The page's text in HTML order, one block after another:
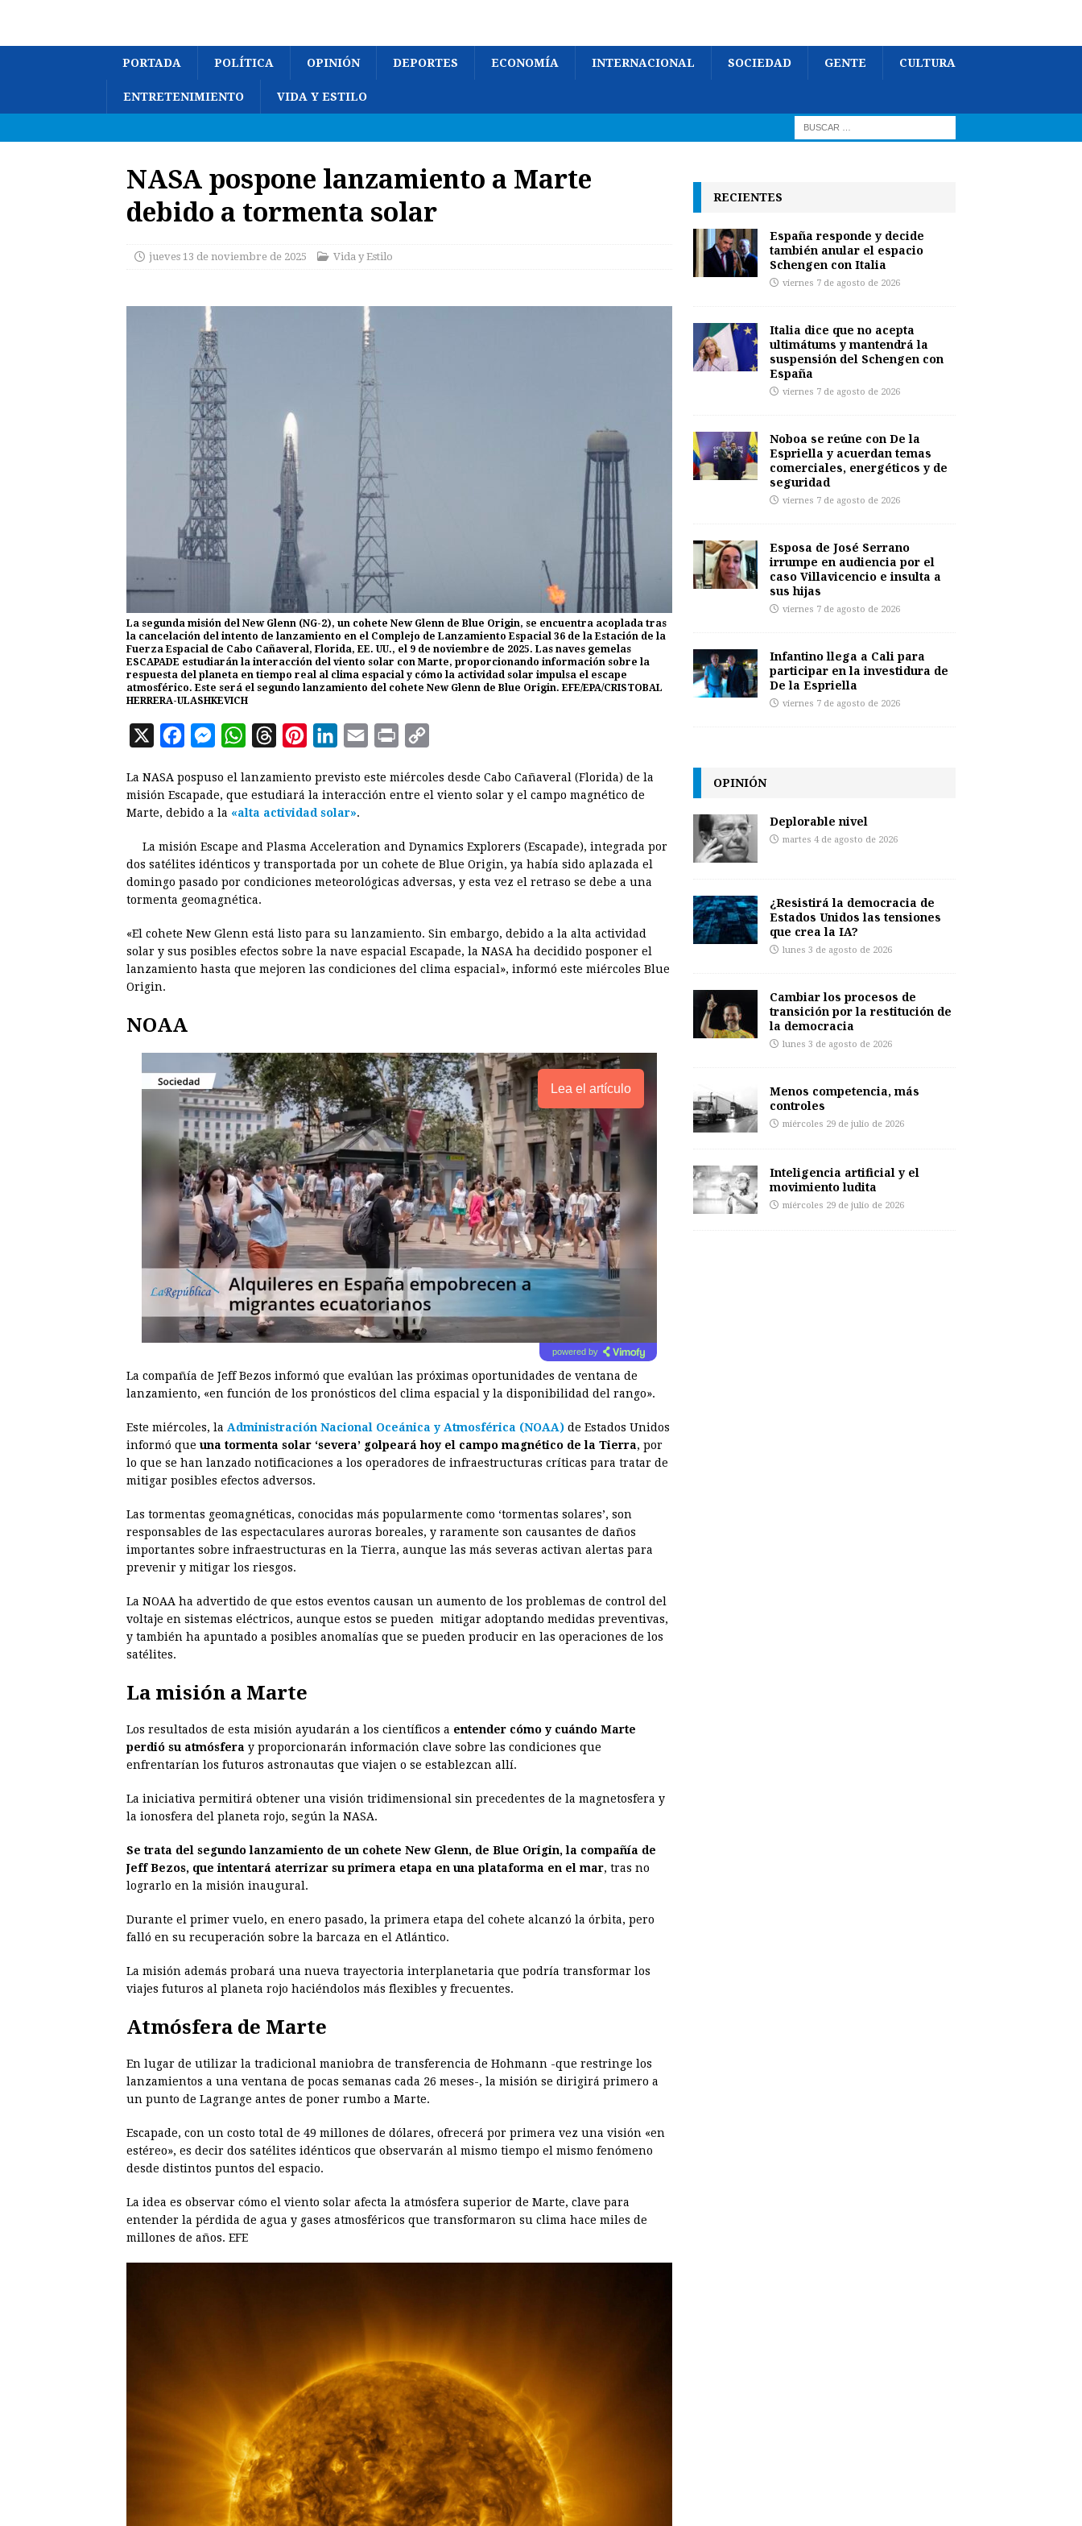
PORTADA POLÍTICA OPINIÓN DEPORTES ECONOMÍA INTERNACIONAL SOCIEDAD GENTE CULTURA
ENTRETENIMIENTO VIDA Y ESTILO
NASA pospone lanzamiento a Marte
debido a tormenta solar
jueves 13 de noviembre de 2025 Vida y Estilo
La segunda misión del New Glenn (NG-2), un cohete New Glenn de Blue Origin, se encuentra acoplada tras
la cancelación del intento de lanzamiento en el Complejo de Lanzamiento Espacial 36 de la Estación de la
Fuerza Espacial de Cabo Cañaveral, Florida, EE. UU., el 9 de noviembre de 2025. Las naves gemelas
ESCAPADE estudiarán la interacción del viento solar con Marte, proporcionando información sobre la
respuesta del planeta en tiempo real al clima espacial y cómo la actividad solar impulsa el escape
atmosférico. Este será el segundo lanzamiento del cohete New Glenn de Blue Origin. EFE/EPA/CRISTOBAL
HERRERA-ULASHKEVICH
X
c
e
o
o
k
M
s
s
n
g
e
r
W
a
t
A
p
p
r
e
d
s
n
t
r
e
t
n
k
d
I
a
i
p
i
n
La NASA pospuso el lanzamiento previsto este miércoles desde Cabo Cañaveral (Florida) de la
misión Escapade, que estudiará la interacción entre el viento solar y el campo magnético de
Marte, debido a la «alta actividad solar».
La misión Escape and Plasma Acceleration and Dynamics Explorers (Escapade), integrada por
dos satélites idénticos y transportada por un cohete de Blue Origin, ya había sido aplazada el
domingo pasado por condiciones meteorológicas adversas, y esta vez el retraso se debe a una
tormenta geomagnética.
«El cohete New Glenn está listo para su lanzamiento. Sin embargo, debido a la alta actividad
solar y sus posibles efectos sobre la nave espacial Escapade, la NASA ha decidido posponer el
lanzamiento hasta que mejoren las condiciones del clima espacial», informó este miércoles Blue
Origin.
NOAA
Lea el artículo
powered by
La compañía de Jeff Bezos informó que evalúan las próximas oportunidades de ventana de
lanzamiento, «en función de los pronósticos del clima espacial y la disponibilidad del rango».
Este miércoles, la Administración Nacional Oceánica y Atmosférica (NOAA) de Estados Unidos
informó que una tormenta solar ‘severa’ golpeará hoy el campo magnético de la Tierra, por
lo que se han lanzado notificaciones a los operadores de infraestructuras críticas para tratar de
mitigar posibles efectos adversos.
Las tormentas geomagnéticas, conocidas más popularmente como ‘tormentas solares’, son
responsables de las espectaculares auroras boreales, y raramente son causantes de daños
importantes sobre infraestructuras en la Tierra, aunque las más severas activan alertas para
prevenir y mitigar los riesgos.
La NOAA ha advertido de que estos eventos causan un aumento de los problemas de control del
voltaje en sistemas eléctricos, aunque estos se pueden mitigar adoptando medidas preventivas,
y también ha apuntado a posibles anomalías que se pueden producir en las operaciones de los
satélites.
La misión a Marte
Los resultados de esta misión ayudarán a los científicos a entender cómo y cuándo Marte
perdió su atmósfera y proporcionarán información clave sobre las condiciones que
enfrentarían los futuros astronautas que viajen o se establezcan allí.
La iniciativa permitirá obtener una visión tridimensional sin precedentes de la magnetosfera y
la ionosfera del planeta rojo, según la NASA.
Se trata del segundo lanzamiento de un cohete New Glenn, de Blue Origin, la compañía de
Jeff Bezos, que intentará aterrizar su primera etapa en una plataforma en el mar, tras no
lograrlo en la misión inaugural.
Durante el primer vuelo, en enero pasado, la primera etapa del cohete alcanzó la órbita, pero
falló en su recuperación sobre la barcaza en el Atlántico.
La misión además probará una nueva trayectoria interplanetaria que podría transformar los
viajes futuros al planeta rojo haciéndolos más flexibles y frecuentes.
Atmósfera de Marte
En lugar de utilizar la tradicional maniobra de transferencia de Hohmann -que restringe los
lanzamientos a una ventana de pocas semanas cada 26 meses-, la misión se dirigirá primero a
un punto de Lagrange antes de poner rumbo a Marte.
Escapade, con un costo total de 49 millones de dólares, ofrecerá por primera vez una visión «en
estéreo», es decir dos satélites idénticos que observarán al mismo tiempo el mismo fenómeno
desde distintos puntos del espacio.
La idea es observar cómo el viento solar afecta la atmósfera superior de Marte, clave para
entender la pérdida de agua y gases atmosféricos que transformaron su clima hace miles de
millones de años. EFE
RECIENTES
España responde y decide
también anular el espacio
Schengen con Italia
viernes 7 de agosto de 2026
Italia dice que no acepta
ultimátums y mantendrá la
suspensión del Schengen con
España
viernes 7 de agosto de 2026
Noboa se reúne con De la
Espriella y acuerdan temas
comerciales, energéticos y de
seguridad
viernes 7 de agosto de 2026
Esposa de José Serrano
irrumpe en audiencia por el
caso Villavicencio e insulta a
sus hijas
viernes 7 de agosto de 2026
Infantino llega a Cali para
participar en la investidura de
De la Espriella
viernes 7 de agosto de 2026
OPINIÓN
Deplorable nivel
martes 4 de agosto de 2026
¿Resistirá la democracia de
Estados Unidos las tensiones
que crea la IA?
lunes 3 de agosto de 2026
Cambiar los procesos de
transición por la restitución de
la democracia
lunes 3 de agosto de 2026
Menos competencia, más
controles
miércoles 29 de julio de 2026
Inteligencia artificial y el
movimiento ludita
miércoles 29 de julio de 2026